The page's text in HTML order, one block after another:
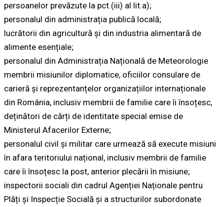
persoanelor prevăzute la pct.(iii) al lit.a);
personalul din administrația publică locală;
lucrătorii din agricultură și din industria alimentară de
alimente esențiale;
personalul din Administrația Națională de Meteorologie
membrii misiunilor diplomatice, oficiilor consulare de
carieră și reprezentanțelor organizațiilor internaționale
din România, inclusiv membrii de familie care îi însoțesc,
deținători de cărți de identitate special emise de
Ministerul Afacerilor Externe;
personalul civil și militar care urmează să execute misiuni
în afara teritoriului național, inclusiv membrii de familie
care îi însoțesc la post, anterior plecării în misiune;
inspectorii sociali din cadrul Agenției Naționale pentru
Plăți și Inspecție Socială și a structurilor subordonate